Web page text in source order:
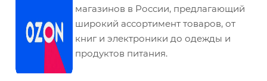
магазинов в России, предлагающий
широкий ассортимент товаров, от
книг и электроники до одежды и
продуктов питания.